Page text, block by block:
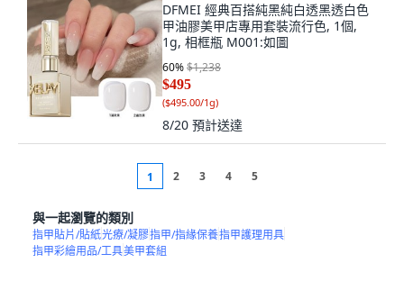
DFMEI 經典百搭純黑純白透黑透白色
甲油膠美甲店專用套裝流行色, 1個,
1g, 相框瓶 M001:如圖
60%$1,238
$495
($495.00/1g)
8/20 預計送達
1 2 3 4 5
與一起瀏覽的類別
指甲貼片/貼紙光療/凝膠指甲/指緣保養指甲護理用具
指甲彩繪用品/工具美甲套組